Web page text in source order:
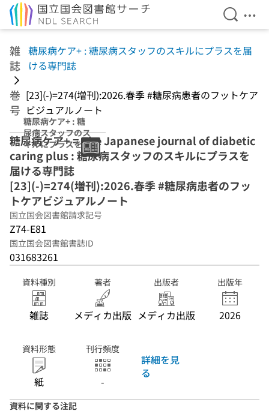
検索を
メ
雑
誌
糖尿病ケア+ : 糖尿病スタッフのスキルにプラスを届
ける専門誌
巻
号
[23](-)=274(増刊):2026.春季 #糖尿病患者のフットケア
ビジュアルノート
糖尿病ケア+ : 糖
尿病スタッフのス
キルにプラスを届
ける専門誌 [23]
(-)=274(増
刊):2026.春季 #糖
尿病患者のフット
ケアビジュアルノ
ート
糖尿病ケア+ = The Japanese journal of diabetic
caring plus : 糖尿病スタッフのスキルにプラスを
届ける専門誌
[23](-)=274(増刊):2026.春季 #糖尿病患者のフッ
トケアビジュアルノート
国立国会図書館請求記号
Z74-E81
国立国会図書館書誌ID
031683261
資料種別
雑誌
著者
メディカ出版
出版者
メディカ出版
出版年
2026
資料形態
紙
刊行頻度
-
詳細を見
る
資料に関する注記